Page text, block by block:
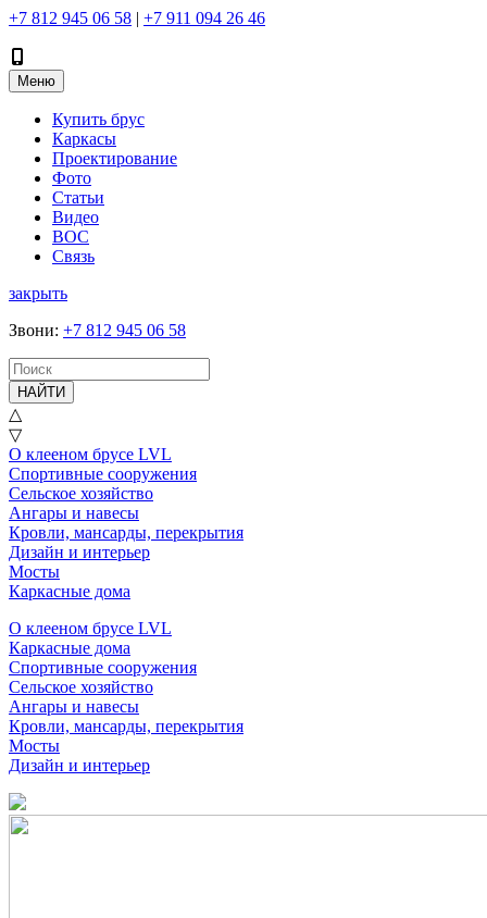
+7 812 945 06 58 | +7 911 094 26 46
Меню
Купить брус
Каркасы
Проектирование
Фото
Статьи
Видео
ВОС
Связь
закрыть
Звони: +7 812 945 06 58
НАЙТИ
△
▽
О клееном брусе LVL
Спортивные сооружения
Сельское хозяйство
Ангары и навесы
Кровли, мансарды, перекрытия
Дизайн и интерьер
Мосты
Каркасные дома
О клееном брусе LVL
Каркасные дома
Спортивные сооружения
Сельское хозяйство
Ангары и навесы
Кровли, мансарды, перекрытия
Мосты
Дизайн и интерьер